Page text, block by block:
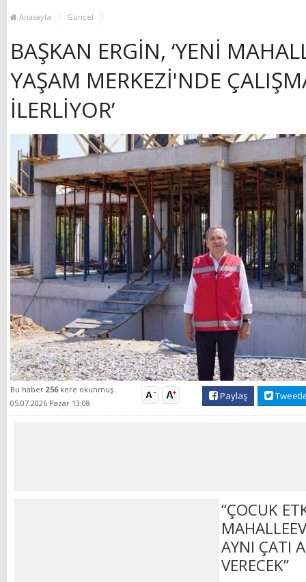
AÇILIYOR!
Anasayfa Güncel
BAŞKAN ERGİN, ‘YENİ
YAŞAM MERKEZİ'NDE
İLERLİYOR’
Bu haber 256 kere okunmuş.
05.07.2026 Pazar 13:08
Paylaş
“ÇOCUK
AYNI ÇATI
VERECEK”